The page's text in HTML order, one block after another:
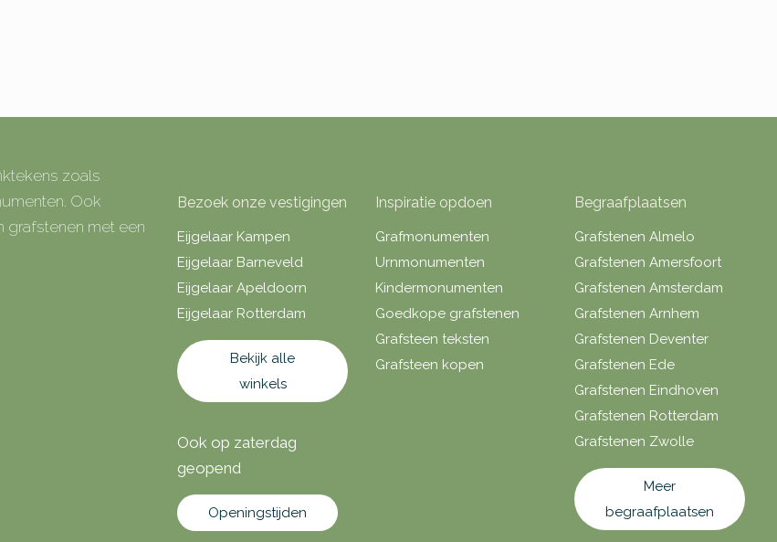
zoals
Ook
grafstenen met een
Bezoek onze vestigingen
Eijgelaar Kampen
Eijgelaar Barneveld
Eijgelaar Apeldoorn
Eijgelaar Rotterdam
Bekijk alle
winkels
Ook op zaterdag
geopend
Openingstijden
Inspiratie opdoen
Grafmonumenten
Urnmonumenten
Kindermonumenten
Goedkope grafstenen
Grafsteen teksten
Grafsteen kopen
Begraafplaatsen
Grafstenen Almelo
Grafstenen Amersfoort
Grafstenen Amsterdam
Grafstenen Arnhem
Grafstenen Deventer
Grafstenen Ede
Grafstenen Eindhoven
Grafstenen Rotterdam
Grafstenen Zwolle
Meer
begraafplaatsen